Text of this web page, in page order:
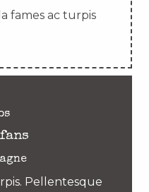
fames ac turpis
Pellentesque